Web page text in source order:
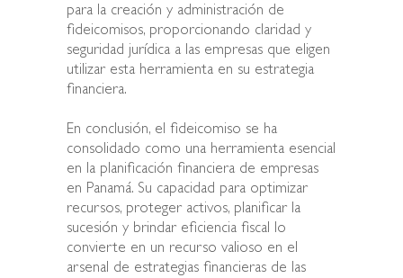
para la creación y administración de
fideicomisos, proporcionando claridad y
seguridad jurídica a las empresas que eligen
utilizar esta herramienta en su estrategia
financiera.
En conclusión, el fideicomiso se ha
consolidado como una herramienta esencial
en la planificación financiera de empresas
en Panamá. Su capacidad para optimizar
recursos, proteger activos, planificar la
sucesión y brindar eficiencia fiscal lo
convierte en un recurso valioso en el
arsenal de estrategias financieras de las